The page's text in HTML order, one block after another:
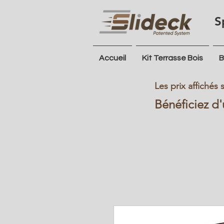
Accueil Kit Terrasse Bois
Les prix affichés
Bénéficiez